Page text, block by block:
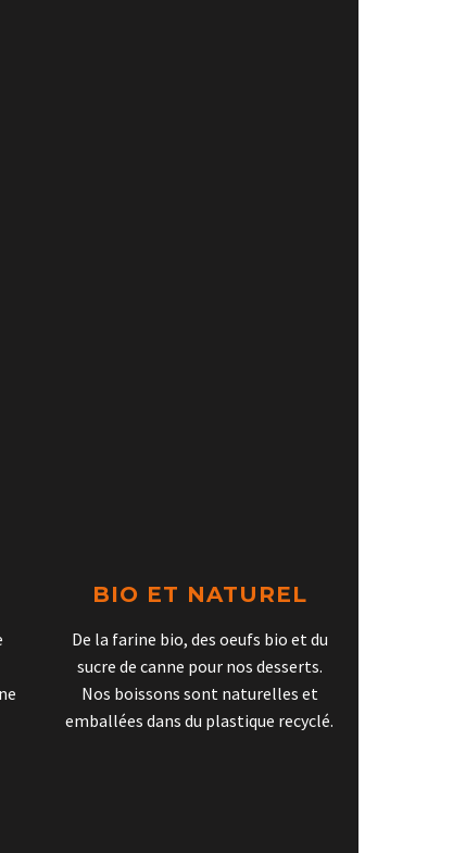
BIO ET NATUREL
De la farine bio, des oeufs bio et du
sucre de canne pour nos desserts.
Nos boissons sont naturelles et
emballées dans du plastique recyclé.